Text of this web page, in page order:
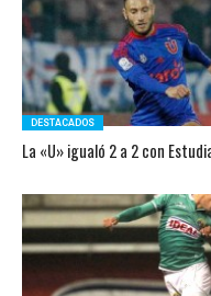
DESTACADOS
La «U» igualó 2 a 2 con